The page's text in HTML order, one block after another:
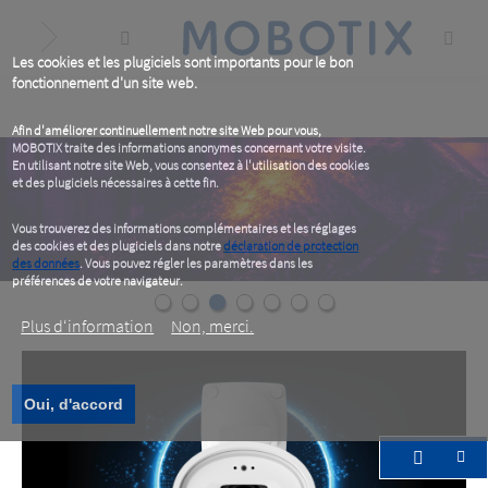
Les cookies et les plugiciels sont importants pour le bon
fonctionnement d'un site web.
Afin d'améliorer continuellement notre site Web pour vous,
MOBOTIX traite des informations anonymes concernant votre visite.
En utilisant notre site Web, vous consentez à l'utilisation des cookies
et des plugiciels nécessaires à cette fin.
Vous trouverez des informations complémentaires et les réglages
des cookies et des plugiciels dans notredéclaration de protection
des données. Vous pouvez régler les paramètres dans les
préférences de votre navigateur.
Plus d‘information Non, merci.
Oui, d'accord
content